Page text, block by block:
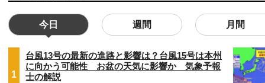
今日 週間 月間
1
台風13号の最新の進路と影響は？台風15号は本州
に向かう可能性 お盆の天気に影響か 気象予報
士の解説